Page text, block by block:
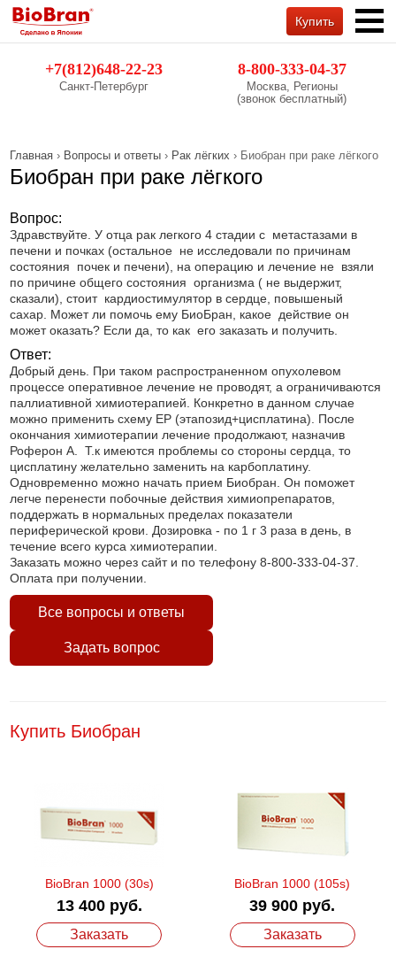
+7(812)648-22-23
Санкт-Петербург
8-800-333-04-37
Москва, Регионы
(звонок бесплатный)
Купить
Главная › Вопросы и ответы › Рак лёгких › Биобран при раке лёгкого
Биобран при раке лёгкого
Вопрос:
Здравствуйте. У отца рак легкого 4 стадии с метастазами в
печени и почках (остальное не исследовали по причинам
состояния почек и печени), на операцию и лечение не взяли
по причине общего состояния организма ( не выдержит,
сказали), стоит кардиостимулятор в сердце, повышеный
сахар. Может ли помочь ему БиоБран, какое действие он
может оказать? Если да, то как его заказать и получить.
Ответ:
Добрый день. При таком распространенном опухолевом
процессе оперативное лечение не проводят, а ограничиваются
паллиативной химиотерапией. Конкретно в данном случае
можно применить схему ЕР (этапозид+цисплатина). После
окончания химиотерапии лечение продолжают, назначив
Роферон А. Т.к имеются проблемы со стороны сердца, то
цисплатину желательно заменить на карбоплатину.
Одновременно можно начать прием Биобран. Он поможет
легче перенести побочные действия химиопрепаратов,
поддержать в нормальных пределах показатели
периферической крови. Дозировка - по 1 г 3 раза в день, в
течение всего курса химиотерапии.
Заказать можно через сайт и по телефону 8-800-333-04-37.
Оплата при получении.
Все вопросы и ответы
Задать вопрос
Купить Биобран
BioBran 1000 (30s)
13 400 руб.
Заказать
BioBran 1000 (105s)
39 900 руб.
Заказать